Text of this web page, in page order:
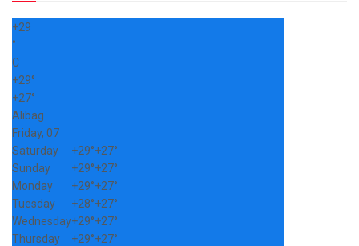
+29
°
C
+29°
+27°
Alibag
Friday, 07
Saturday
+29°+27°
Sunday
+29°+27°
Monday
+29°+27°
Tuesday
+28°+27°
Wednesday+29°+27°
Thursday
+29°+27°